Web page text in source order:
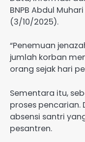
BNPB Abdul
(3/10/2025).
“Penemuan
jumlah korban
orang sejak hari
Sementara itu,
proses
absensi santri
pesantren.